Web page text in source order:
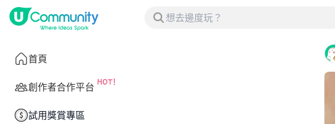
首頁
創作者合作平台
試用獎賞專區